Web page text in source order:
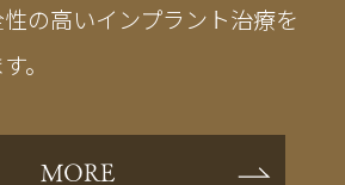
の高いインプラント治療を
。
MORE